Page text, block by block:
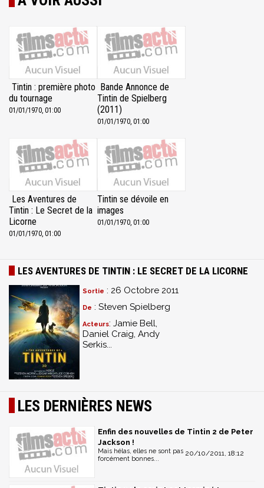
Tintin : première photo
du tournage
01/01/1970, 01:00
Bande Annonce de
Tintin de Spielberg
(2011)
01/01/1970, 01:00
Les Aventures de
Tintin : Le Secret de la
Licorne
01/01/1970, 01:00
Tintin se dévoile en
images
01/01/1970, 01:00
LES AVENTURES DE TINTIN : LE SECRET DE LA LICORNE
Sortie : 26 Octobre 2011
De : Steven Spielberg
Acteurs: Jamie Bell,
Daniel Craig, Andy
Serkis...
LES DERNIÈRES NEWS
Enfin des nouvelles de Tintin 2 de Peter
Jackson !
20/10/2011, 18:12
Mais hélas, elles ne sont pas
forcément bonnes...